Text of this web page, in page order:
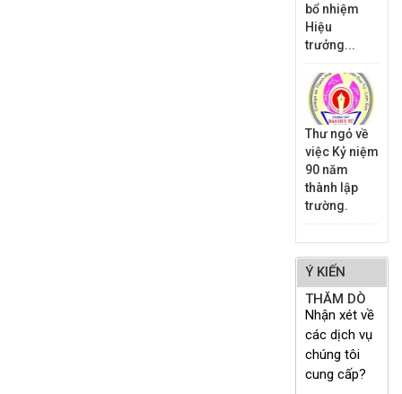
bổ nhiệm
Hiệu
trưởng...
Thư ngỏ về
việc Kỷ niệm
90 năm
thành lập
trường.
Ý KIẾN
THĂM DÒ
Nhận xét về
các dịch vụ
chúng tôi
cung cấp?